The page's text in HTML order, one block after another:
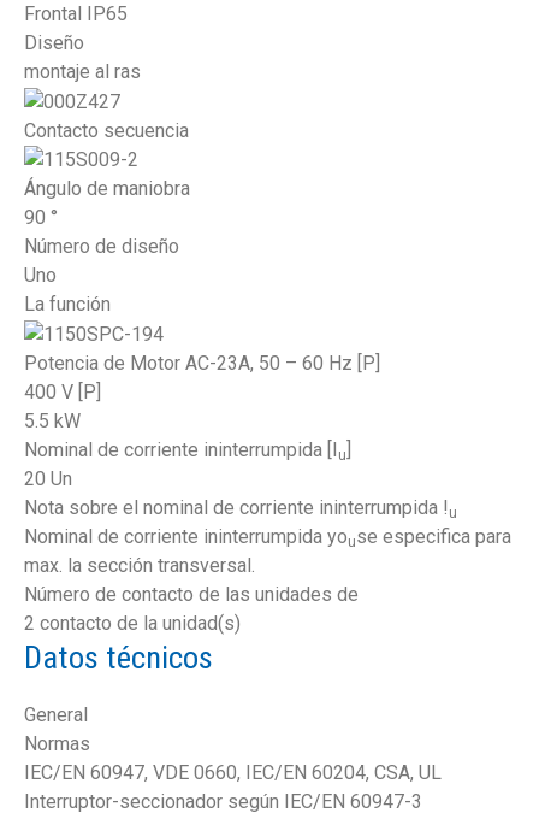
Frontal IP65
Diseño
montaje al ras
Contacto secuencia
Ángulo de maniobra
90 °
Número de diseño
Uno
La función
Potencia de Motor AC-23A, 50 – 60 Hz [P]
400 V [P]
5.5 kW
Nominal de corriente ininterrumpida [I
u
20 Un
Nota sobre el nominal de corriente ininterrumpida ! u
Nominal de corriente ininterrumpida youse especifica para
max. la sección transversal.
Número de contacto de las unidades de
2 contacto de la unidad(s)
Datos técnicos
General
Normas
IEC/EN 60947, VDE 0660, IEC/EN 60204, CSA, UL
Interruptor-seccionador según IEC/EN 60947-3